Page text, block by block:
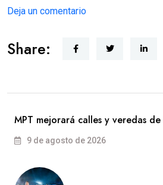
Deja un comentario
Share:
MPT mejorará calles y veredas de
9 de agosto de 2026